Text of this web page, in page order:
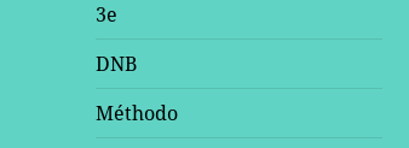
3e
DNB
Méthodo